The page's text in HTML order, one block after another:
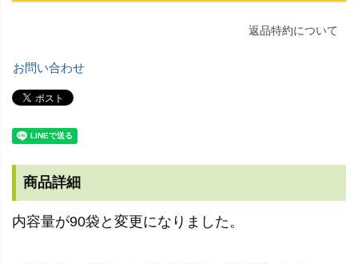
返品特約について
お問い合わせ
商品詳細
内容量が90袋と変更になりました。